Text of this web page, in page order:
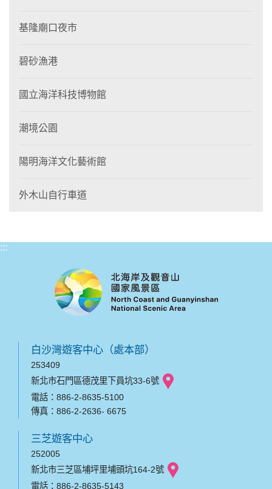
基隆廟口夜市
碧砂漁港
國立海洋科技博物館
潮境公園
陽明海洋文化藝術館
外木山自行車道
:::
白沙灣遊客中心（處本部）
253409
新北市石門區德茂里下員坑33-6號
電話：886-2-8635-5100
傳真：886-2-2636- 6675
三芝遊客中心
252005
新北市三芝區埔坪里埔頭坑164-2號
電話：886-2-8635-5143